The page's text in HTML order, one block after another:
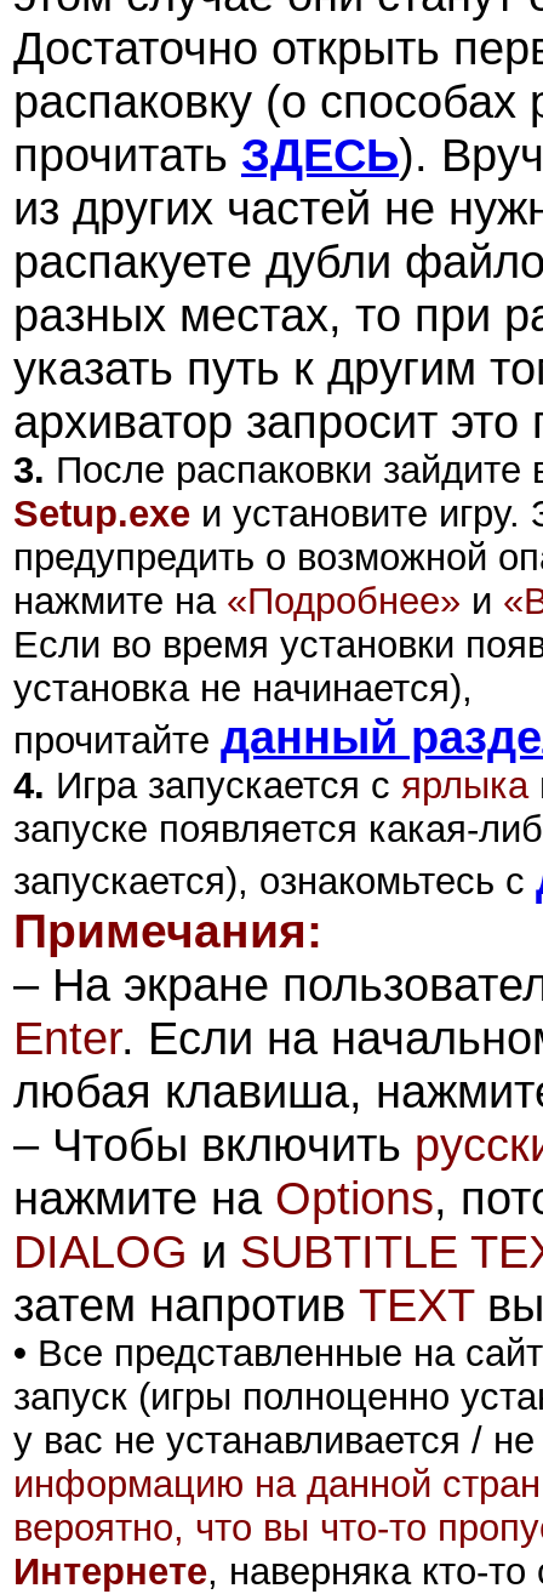
Достаточно открыть
распаковку (о
прочитать ЗДЕСЬ).
из других частей не
распакуете дубли
разных местах, то при
указать путь к другим
архиватор запросит
3. После распаковки зайдите
Setup.exe и установите игру.
предупредить о возможной
нажмите на «Подробнее» и
Если во время установки
установка не начинается),
прочитайте данный
4. Игра запускается с ярлыка
запуске появляется какая-
запускается), ознакомьтесь с
Примечания:
– На экране
Enter. Если на
любая клавиша,
– Чтобы включить
нажмите на Options,
DIALOG и SUBTITLE
затем напротив TEXT
• Все представленные на
запуск (игры полноценно
у вас не устанавливается /
информацию на данной
вероятно, что вы что-то
Интернете, наверняка кто-